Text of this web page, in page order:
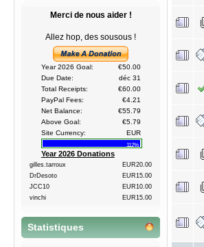
Merci de nous aider !
Allez hop, des sousous !
Year 2026 Goal:
€50.00
Due Date:
déc 31
Total Receipts:
€60.00
PayPal Fees:
€4.21
Net Balance:
€55.79
Above Goal:
€5.79
Site Currency:
EUR
112%
Year 2026 Donations
gilles.tarroux
EUR20.00
DrDesoto
EUR15.00
JCC10
EUR10.00
vinchi
EUR15.00
Statistiques